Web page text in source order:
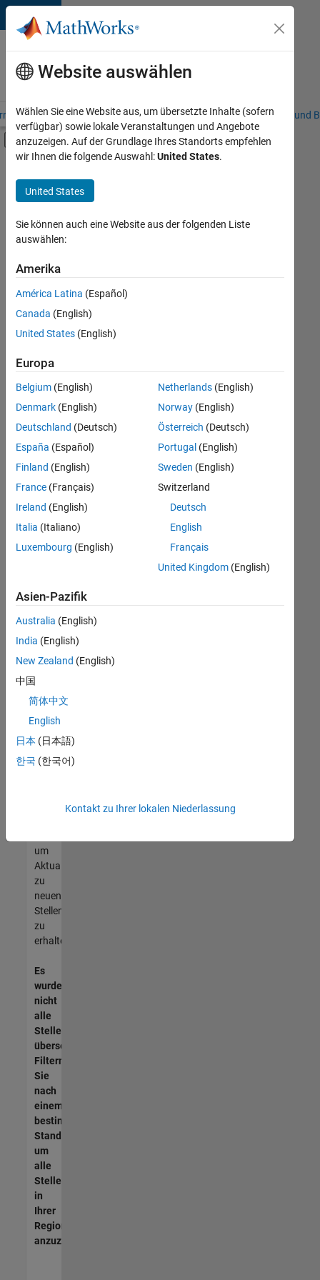
Weiter zum Inhalt
Karriere
bei
MathWorks
– Übersicht Stellensuche Niederlassungen Studierende und
Umschaltung für Off-Canvas-
Hauptinhalt
Praktika
Information Technology
Customer Support
Inside Sales
Business Model Team
Human Resources
Legal
Büro- und Verwaltungsdienste
+7
Derzeit
es
keine
offenen
Stellen,
Ihren
Suchkriterien
entsprechen.
können
die
Suchkriterien
weiter
fassen
oder
alle
Stellenangebote
anzeigen .
noch
keine
offenen
Stellen
können,
die
Ihren
entsprechen,
werden
unseres
um
Aktualisierungen
zu
neuen
Stellenangeboten
zu
erhalten.
Es
wurden
nicht
alle
Stellen
übersetzt.
Filtern
Sie
nach
einem
bestimmten
Standort,
um
alle
Stellenangebote
in
Ihrer
Region
anzuzeigen.
Website auswählen
Wählen Sie eine Website aus, um übersetzte Inhalte (sofern
verfügbar) sowie lokale Veranstaltungen und Angebote
anzuzeigen. Auf der Grundlage Ihres Standorts empfehlen
wir Ihnen die folgende Auswahl:United States.
United States
Sie können auch eine Website aus der folgenden Liste
auswählen:
Amerika
América Latina (Español)
Canada (English)
United States (English)
Europa
Belgium (English)
Denmark (English)
Deutschland (Deutsch)
España (Español)
Finland (English)
France (Français)
Ireland (English)
Italia (Italiano)
Luxembourg (English)
Netherlands(English)
Norway(English)
Österreich (Deutsch)
Portugal (English)
Sweden (English)
Switzerland
Deutsch
English
Français
United Kingdom(English)
Asien-Pazifik
Australia (English)
India (English)
New Zealand (English)
中国
简体中文
English
日本 (日本語)
한국 (한국어)
Kontakt zu Ihrer lokalen Niederlassung